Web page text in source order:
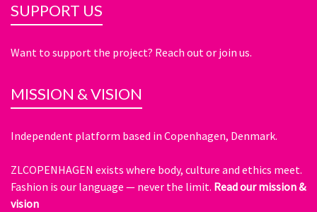
SUPPORT US
Want to support the project? Reach out or join us.
MISSION & VISION
Independent platform based in Copenhagen, Denmark.
ZLCOPENHAGEN exists where body, culture and ethics meet.
Fashion is our language — never the limit. Read our mission &
vision